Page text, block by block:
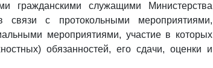
гражданскими служащими Министерства
с протокольными мероприятиями,
мероприятиями, участие в которых
обязанностей, его сдачи, оценки и